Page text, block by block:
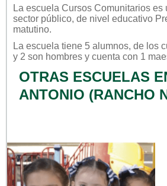
La escuela Cursos Comunitarios es
sector público, de nivel educativo
matutino.
La escuela tiene 5 alumnos, de los
y 2 son hombres y cuenta con 1
OTRAS ESCUELAS
ANTONIO (RANCHO